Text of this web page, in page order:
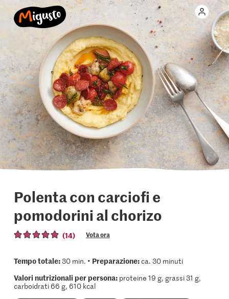
Polenta con carciofi e
pomodorini al chorizo
(14) Vota ora
Tempo totale:30 min. • Preparazione:ca. 30 minuti
Valori nutrizionali per persona:proteine 19 g, grassi 31 g,
carboidrati 66 g, 610 kcal